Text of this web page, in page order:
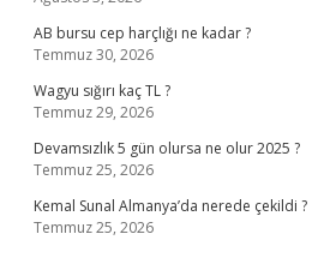
AB bursu cep harçlığı ne kadar ?
Temmuz 30, 2026
Wagyu sığırı kaç TL ?
Temmuz 29, 2026
Devamsızlık 5 gün olursa ne olur 2025 ?
Temmuz 25, 2026
Kemal Sunal Almanya’da nerede çekildi ?
Temmuz 25, 2026